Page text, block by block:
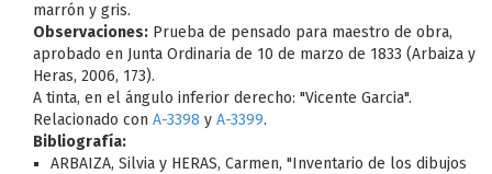
marrón y gris.
Observaciones: Prueba de pensado para maestro de obra,
aprobado en Junta Ordinaria de 10 de marzo de 1833 (Arbaiza y
Heras, 2006, 173).
A tinta, en el ángulo inferior derecho: "Vicente Garcia".
Relacionado con A-3398 y A-3399.
Bibliografía:
ARBAIZA, Silvia y HERAS, Carmen, "Inventario de los dibujos